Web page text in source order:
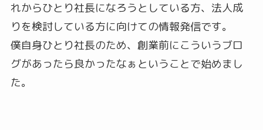
れからひとり社長になろうとしている方、法人成
りを検討している方に向けての情報発信です。
僕自身ひとり社長のため、創業前にこういうブロ
グがあったら良かったなぁということで始めまし
た。